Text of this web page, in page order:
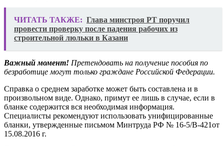
ЧИТАТЬ ТАКЖЕ: Глава минстроя РТ поручил
провести проверку после падения рабочих из
строительной люльки в Казани
Важный момент! Претендовать на получение пособия по
безработице могут только граждане Российской Федерации.
Справка о среднем заработке может быть составлена и в
произвольном виде. Однако, примут ее лишь в случае, если в
бланке содержится вся необходимая информация.
Специалисты рекомендуют использовать унифицированные
бланки, утвержденные письмом Минтруда РФ № 16-5/В-421от
15.08.2016 г.